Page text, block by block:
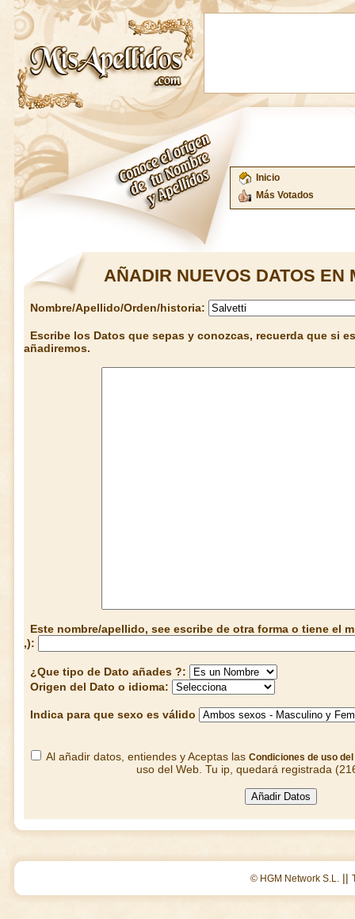
Inicio
Más Votados
AÑADIR NUEVOS DATOS EN
Nombre/Apellido/Orden/historia:
Escribe los Datos que sepas y conozcas, recuerda que si
añadiremos.
Este nombre/apellido, see escribe de otra forma o tiene el
,):
¿Que tipo de Dato añades ?:
Origen del Dato o idioma:
Indica para que sexo es válido
Al añadir datos, entiendes y Aceptas las Condiciones de uso del
uso del Web. Tu ip, quedará registrada
© HGM Network S.L. ||